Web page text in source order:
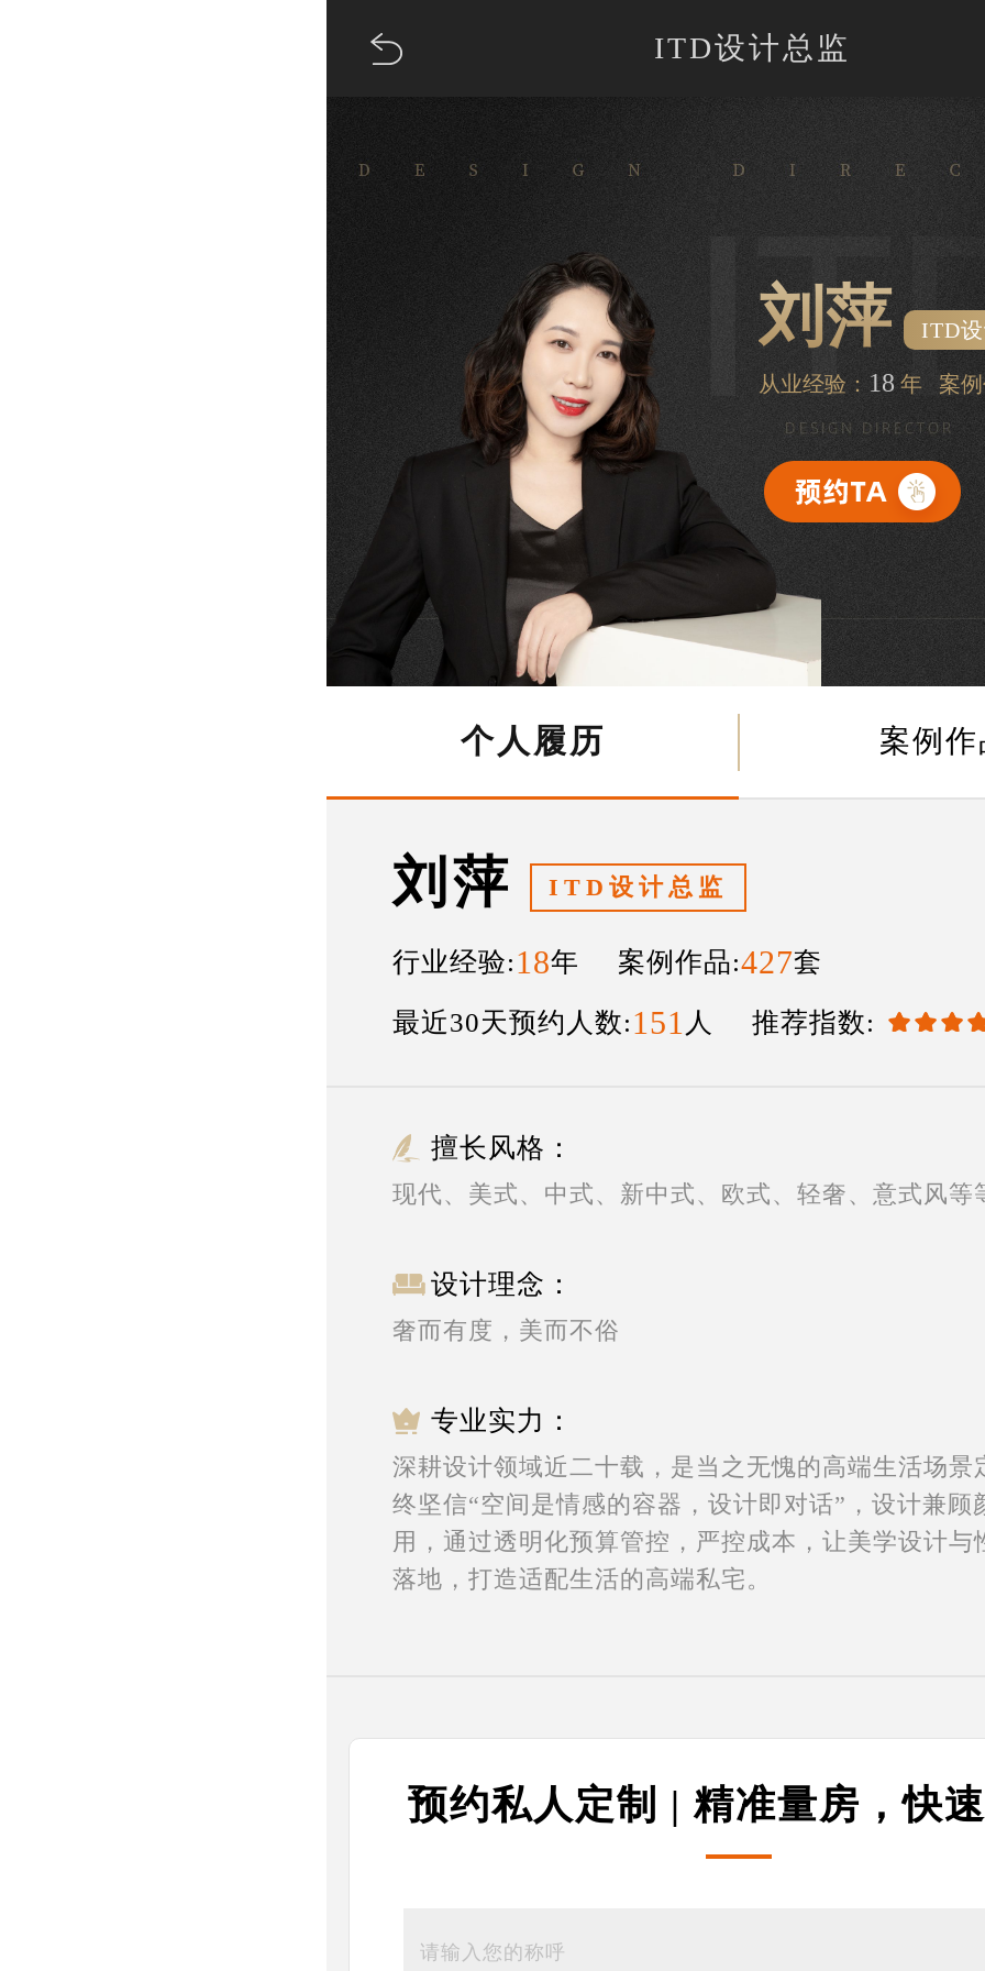
ITD设计总监
刘萍 ITD
从业经验： 18 年 案例
个人履历 案例作
刘萍 ITD设计总监
行业经验:18年 案例作品:427套
最近30天预约人数:151 人 推荐指数:
擅长风格：
现代、美式、中式、新中式、欧式、轻奢、意式风等
设计理念：
奢而有度，美而不俗
专业实力：
深耕设计领域近二十载，是当之无愧的高端生活场景
终坚信“空间是情感的容器，设计即对话”，设计兼顾
用，通过透明化预算管控，严控成本，让美学设计与
落地，打造适配生活的高端私宅。
预约私人定制 | 精准量房，快